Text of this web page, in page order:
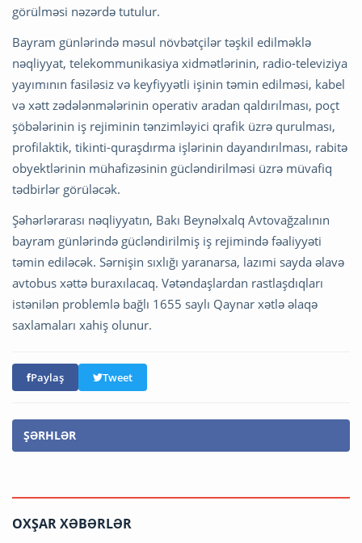
görülməsi nəzərdə tutulur.
Bayram günlərində məsul növbətçilər təşkil edilməklə
nəqliyyat, telekommunikasiya xidmətlərinin, radio-televiziya
yayımının fasiləsiz və keyfiyyətli işinin təmin edilməsi, kabel
və xətt zədələnmələrinin operativ aradan qaldırılması, poçt
şöbələrinin iş rejiminin tənzimləyici qrafik üzrə qurulması,
profilaktik, tikinti-quraşdırma işlərinin dayandırılması, rabitə
obyektlərinin mühafizəsinin gücləndirilməsi üzrə müvafiq
tədbirlər görüləcək.
Şəhərlərarası nəqliyyatın, Bakı Beynəlxalq Avtovağzalının
bayram günlərində gücləndirilmiş iş rejimində fəaliyyəti
təmin ediləcək. Sərnişin sıxlığı yaranarsa, lazımi sayda əlavə
avtobus xəttə buraxılacaq. Vətəndaşlardan rastlaşdıqları
istənilən problemlə bağlı 1655 saylı Qaynar xətlə əlaqə
saxlamaları xahiş olunur.
Paylaş Tweet
ŞƏRHLƏR
OXŞAR XƏBƏRLƏR